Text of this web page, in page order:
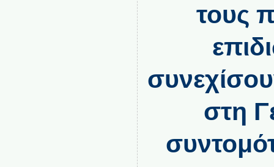
τους
στη